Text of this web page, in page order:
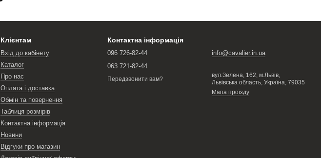
Клієнтам
Вхід до кабінету
Каталог
Про нас
Оплата і доставка
Обмін та повернення
Таблиця розмірів
Контактна інформація
Новини
Відгуки про магазин
Контактна інформація
096 726-82-44
063 721-82-44
Передзвонити вам?
info@cavalier.in.ua
вул.Зелена, 162, м.Львів,
Львівська область, Україна, 79035
Мапа проїзду